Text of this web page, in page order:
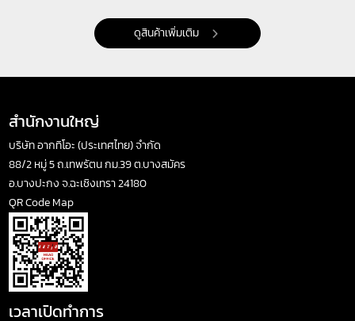
ดูสินค้าเพิ่มเติม
สำนักงานใหญ่
บริษัท อากทิโอะ (ประเทศไทย) จำกัด
88/2 หมู่ 5 ถ.เทพรัตน กม.39 ต.บางสมัคร
อ.บางปะกง จ.ฉะเชิงเทรา 24180
QR Code Map
เวลาเปิดทำการ